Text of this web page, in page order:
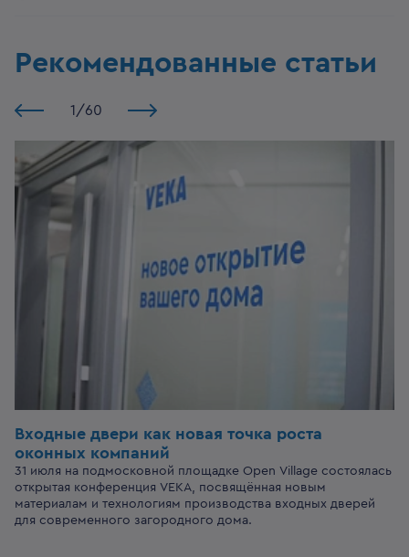
Рекомендованные статьи
1 /60
Входные двери как новая точка роста
оконных компаний
31 июля на подмосковной площадке Open Village состоялась
открытая конференция VEKA, посвящённая новым
материалам и технологиям производства входных дверей
для современного загородного дома.